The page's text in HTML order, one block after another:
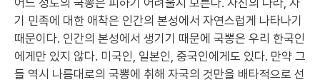
어느 정도의 국뽕은 피하기 어려울지 모른다. 자신의 나라, 자
기 민족에 대한 애착은 인간의 본성에서 자연스럽게 나타나기
때문이다. 인간의 본성에서 생기기 때문에 국뽕은 우리 한국인
에게만 있지 않다. 미국인, 일본인, 중국인에게도 있다. 만약 그
들 역시 나름대로의 국뽕에 취해 자국의 것만을 배타적으로 선